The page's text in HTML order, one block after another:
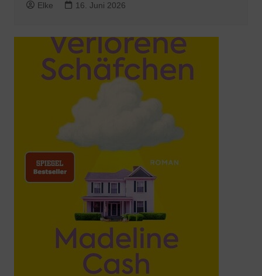
Elke 16. Juni 2026